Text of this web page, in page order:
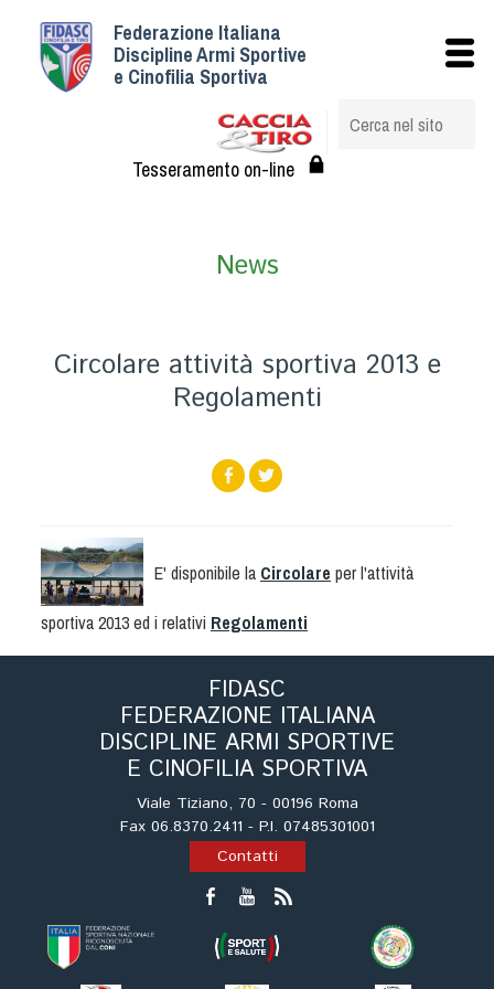
Federazione Italiana
Discipline Armi Sportive
e Cinofilia Sportiva
Tesseramento on-line
News
Circolare attività sportiva 2013 e
Regolamenti
E' disponibile la Circolare per l'attività
sportiva 2013 ed i relativi Regolamenti
FIDASC
FEDERAZIONE ITALIANA
DISCIPLINE ARMI SPORTIVE
E CINOFILIA SPORTIVA
Viale Tiziano, 70 - 00196 Roma
Fax 06.8370.2411 - P.I. 07485301001
Contatti
Istituzionale
Struttura
Albo Veterinari federali
Statuto e Regolamenti
Assicurazione
Convenzioni
Tesserati
Albo Fornitori
Scuole Federali
Direttori di Gara
Formazione
Calendario Manifestazioni
Organi di Giustizia - Dispositivi
Modelli e moduli
Albo Atleti Cinofili
Guida Locandine Ufficiali
Tiro di Campagna
English e Training Sporting